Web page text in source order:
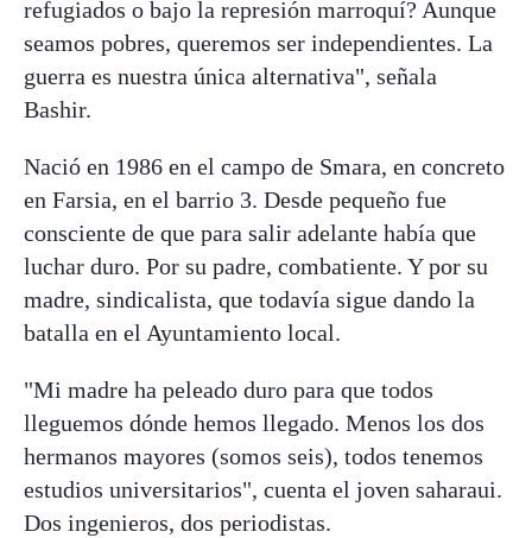
refugiados o bajo la represión marroquí? Aunque
seamos pobres, queremos ser independientes. La
guerra es nuestra única alternativa", señala
Bashir.
Nació en 1986 en el campo de Smara, en concreto
en Farsia, en el barrio 3. Desde pequeño fue
consciente de que para salir adelante había que
luchar duro. Por su padre, combatiente. Y por su
madre, sindicalista, que todavía sigue dando la
batalla en el Ayuntamiento local.
"Mi madre ha peleado duro para que todos
lleguemos dónde hemos llegado. Menos los dos
hermanos mayores (somos seis), todos tenemos
estudios universitarios", cuenta el joven saharaui.
Dos ingenieros, dos periodistas.